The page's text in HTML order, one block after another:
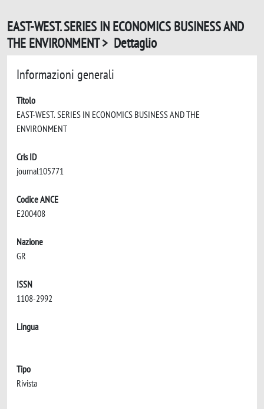
EAST-WEST. SERIES IN ECONOMICS BUSINESS AND
THE ENVIRONMENT > Dettaglio
Informazioni generali
Titolo
EAST-WEST. SERIES IN ECONOMICS BUSINESS AND THE
Cris ID
Codice ANCE
Nazione
ISSN
Lingua
Tipo
Rivista